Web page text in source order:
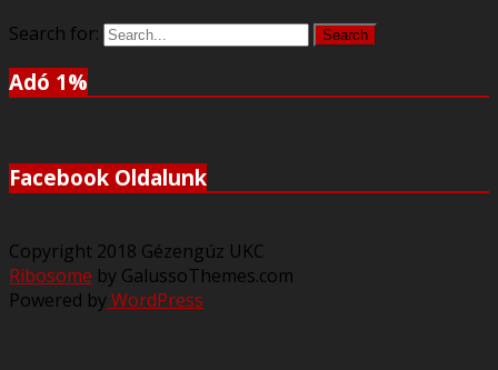
Search for: Search
Adó 1%
Facebook Oldalunk
Copyright 2018 Gézengúz UKC
Ribosome by GalussoThemes.com
Powered byWordPress